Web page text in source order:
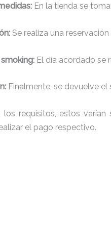
En la tienda se
Se realiza una
El día acordado se
Finalmente, se devuelve el
los requisitos, estos
el pago respectivo.